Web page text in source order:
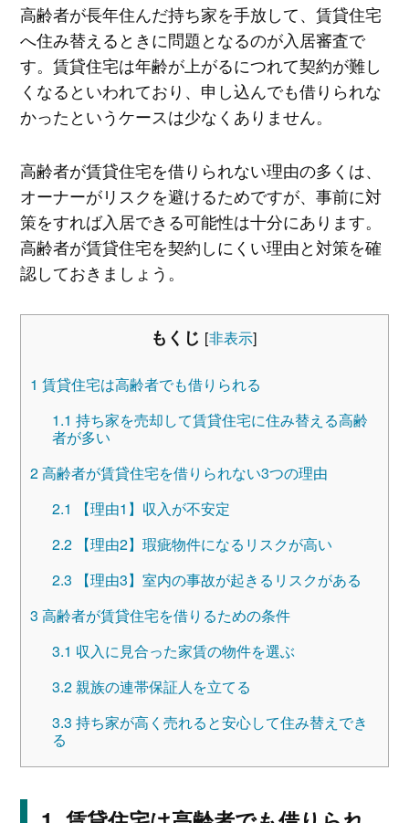
高齢者が長年住んだ持ち家を手放して、賃貸住宅
へ住み替えるときに問題となるのが入居審査で
す。賃貸住宅は年齢が上がるにつれて契約が難し
くなるといわれており、申し込んでも借りられな
かったというケースは少なくありません。
高齢者が賃貸住宅を借りられない理由の多くは、
オーナーがリスクを避けるためですが、事前に対
策をすれば入居できる可能性は十分にあります。
高齢者が賃貸住宅を契約しにくい理由と対策を確
認しておきましょう。
もくじ [非表示]
1 賃貸住宅は高齢者でも借りられる
1.1 持ち家を売却して賃貸住宅に住み替える高齢
者が多い
2高齢者が賃貸住宅を借りられない3つの理由
2.1
【理由1】収入が不安定
2.2【理由2】瑕疵物件になるリスクが高い
2.3 【理由3】室内の事故が起きるリスクがある
3 高齢者が賃貸住宅を借りるための条件
3.1 収入に見合った家賃の物件を選ぶ
3.2親族の連帯保証人を立てる
3.3 持ち家が高く売れると安心して住み替えでき
る